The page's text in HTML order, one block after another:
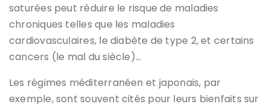
saturées peut réduire le risque de maladies
chroniques telles que les maladies
cardiovasculaires, le diabète de type 2, et certains
cancers (le mal du siècle)…
Les régimes méditerranéen et japonais, par
exemple, sont souvent cités pour leurs bienfaits sur